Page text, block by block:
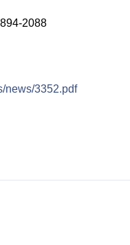
2088
news/3352.pdf